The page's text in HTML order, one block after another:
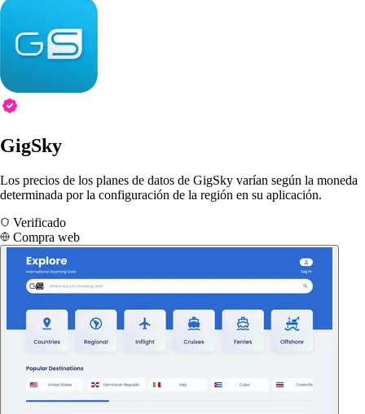
GigSky
Los precios de los planes de datos de GigSky varían según la moneda
determinada por la configuración de la región en su aplicación.
Verificado
Compra web